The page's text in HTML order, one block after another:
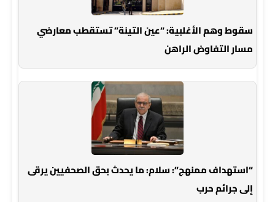
سقوط وهم الأغلبية: “عين التينة” تستقطب معارضي
مسار التفاوض الراهن
“استهداف ممنهج”: سلام: ما يحدث بحق الصحفيين يرقى
إلى جرائم حرب